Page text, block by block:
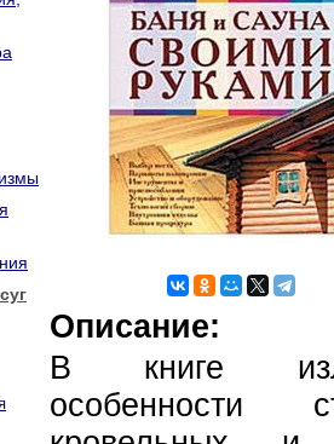
Описание:
В книге
особенности